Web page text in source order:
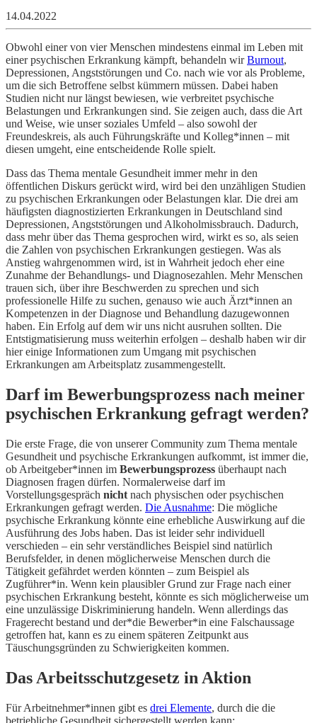
14.04.2022
Obwohl einer von vier Menschen mindestens einmal im Leben mit
einer psychischen Erkrankung kämpft, behandeln wirBurnout,
Depressionen, Angststörungen und Co. nach wie vor als Probleme,
um die sich Betroffene selbst kümmern müssen. Dabei haben
Studien nicht nur längst bewiesen, wie verbreitet psychische
Belastungen und Erkrankungen sind. Sie zeigen auch, dass die Art
und Weise, wie unser soziales Umfeld – also sowohl der
Freundeskreis, als auch Führungskräfte und Kolleg*innen – mit
diesen umgeht, eine entscheidende Rolle spielt.
Dass das Thema mentale Gesundheit immer mehr in den
öffentlichen Diskurs gerückt wird, wird bei den unzähligen Studien
zu psychischen Erkrankungen oder Belastungen klar. Die drei am
häufigsten diagnostizierten Erkrankungen in Deutschland sind
Depressionen, Angststörungen und Alkoholmissbrauch. Dadurch,
dass mehr über das Thema gesprochen wird, wirkt es so, als seien
die Zahlen von psychischen Erkrankungen gestiegen. Was als
Anstieg wahrgenommen wird, ist in Wahrheit jedoch eher eine
Zunahme der Behandlungs- und Diagnosezahlen. Mehr Menschen
trauen sich, über ihre Beschwerden zu sprechen und sich
professionelle Hilfe zu suchen, genauso wie auch Ärzt*innen an
Kompetenzen in der Diagnose und Behandlung dazugewonnen
haben. Ein Erfolg auf dem wir uns nicht ausruhen sollten. Die
Entstigmatisierung muss weiterhin erfolgen – deshalb haben wir dir
hier einige Informationen zum Umgang mit psychischen
Erkrankungen am Arbeitsplatz zusammengestellt.
Darf im Bewerbungsprozess nach meiner
psychischen Erkrankung gefragt werden?
Die erste Frage, die von unserer Community zum Thema mentale
Gesundheit und psychische Erkrankungen aufkommt, ist immer die,
ob Arbeitgeber*innen im Bewerbungsprozess überhaupt nach
Diagnosen fragen dürfen. Normalerweise darf im
Vorstellungsgespräch nicht nach physischen oder psychischen
Erkrankungen gefragt werden. Die Ausnahme: Die mögliche
psychische Erkrankung könnte eine erhebliche Auswirkung auf die
Ausführung des Jobs haben. Das ist leider sehr individuell
verschieden – ein sehr verständliches Beispiel sind natürlich
Berufsfelder, in denen möglicherweise Menschen durch die
Tätigkeit gefährdet werden könnten – zum Beispiel als
Zugführer*in. Wenn kein plausibler Grund zur Frage nach einer
psychischen Erkrankung besteht, könnte es sich möglicherweise um
eine unzulässige Diskriminierung handeln. Wenn allerdings das
Fragerecht bestand und der*die Bewerber*in eine Falschaussage
getroffen hat, kann es zu einem späteren Zeitpunkt aus
Täuschungsgründen zu Schwierigkeiten kommen.
Das Arbeitsschutzgesetz in Aktion
Für Arbeitnehmer*innen gibt es drei Elemente, durch die die
betriebliche Gesundheit sichergestellt werden kann: